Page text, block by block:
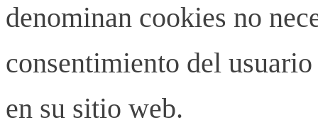
denominan cookies no
consentimiento del
en su sitio web.